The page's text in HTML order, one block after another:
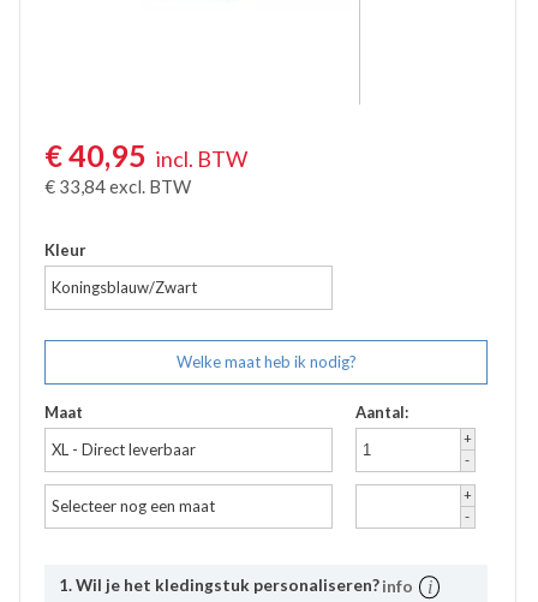
€40,95 incl. BTW
€ 33,84excl. BTW
Kleur
Koningsblauw/Zwart
Welke maat heb ik nodig?
Maat
XL - Direct leverbaar
Aantal:
+
-
Selecteer nog een maat
+
-
1. Wil je het kledingstuk personaliseren?info